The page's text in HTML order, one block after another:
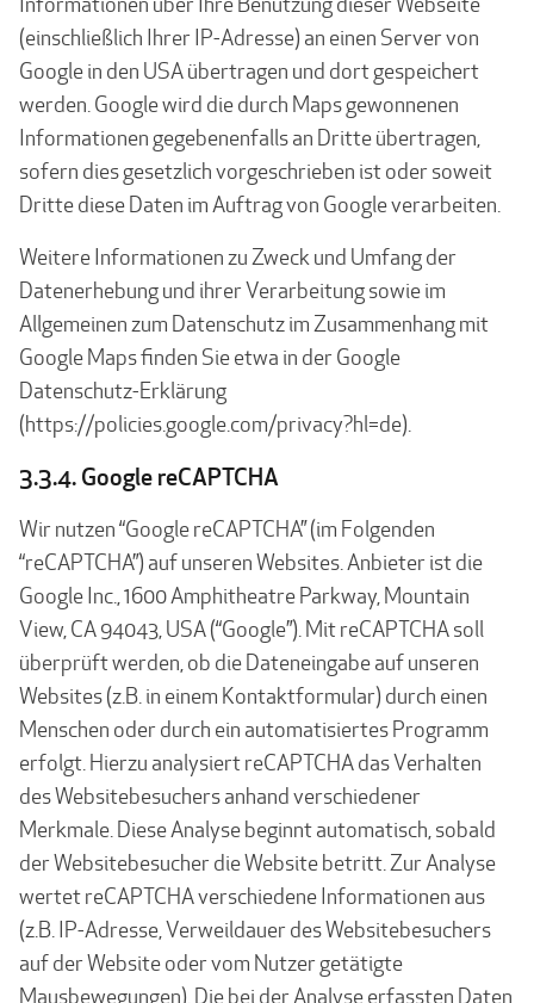
(einschließlich Ihrer IP-Adresse) an einen Server von
Google in den USA übertragen und dort gespeichert
werden. Google wird die durch Maps gewonnenen
Informationen gegebenenfalls an Dritte übertragen,
sofern dies gesetzlich vorgeschrieben ist oder soweit
Dritte diese Daten im Auftrag von Google verarbeiten.
Weitere Informationen zu Zweck und Umfang der
Datenerhebung und ihrer Verarbeitung sowie im
Allgemeinen zum Datenschutz im Zusammenhang mit
Google Maps finden Sie etwa in der Google
Datenschutz-Erklärung
(https://policies.google.com/privacy?hl=de).
3.3.4. Google reCAPTCHA
Wir nutzen “Google reCAPTCHA” (im Folgenden
“reCAPTCHA”) auf unseren Websites. Anbieter ist die
Google Inc., 1600 Amphitheatre Parkway, Mountain
View, CA 94043, USA (“Google”). Mit reCAPTCHA soll
überprüft werden, ob die Dateneingabe auf unseren
Websites (z.B. in einem Kontaktformular) durch einen
Menschen oder durch ein automatisiertes Programm
erfolgt. Hierzu analysiert reCAPTCHA das Verhalten
des Websitebesuchers anhand verschiedener
Merkmale. Diese Analyse beginnt automatisch, sobald
der Websitebesucher die Website betritt. Zur Analyse
wertet reCAPTCHA verschiedene Informationen aus
(z.B. IP-Adresse, Verweildauer des Websitebesuchers
auf der Website oder vom Nutzer getätigte
Mausbewegungen). Die bei der Analyse erfassten Daten